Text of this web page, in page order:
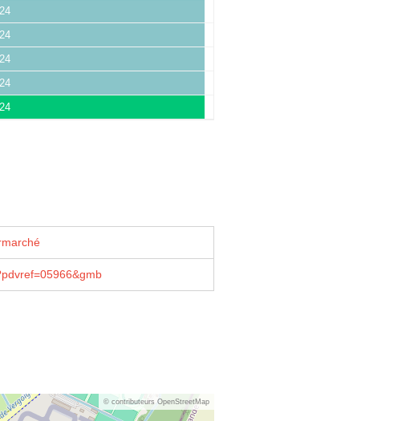
© contributeurs OpenStreetMap